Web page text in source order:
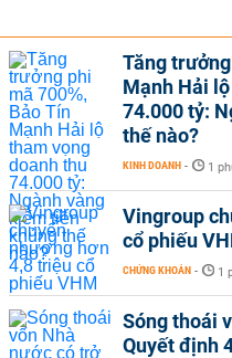
Tăng
Mạnh Hải
74.000 tỷ:
thế nào?
KINH DOANH - 1
Vingroup
cổ phiếu
CHỨNG KHOÁN - 1
Sóng thoái
Quyết định